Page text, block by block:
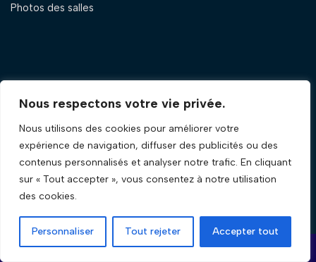
Nous respectons votre vie privée.
Nous utilisons des cookies pour améliorer votre
expérience de navigation, diffuser des publicités ou des
contenus personnalisés et analyser notre trafic. En cliquant
sur « Tout accepter », vous consentez à notre utilisation
des cookies.
Personnaliser Tout rejeter Accepter tout
Photos des salles
Neve | Propulsé parWordPress